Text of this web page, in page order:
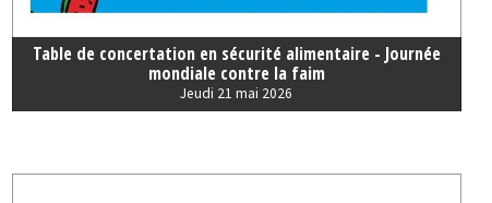
Table de concertation en sécurité alimentaire - Journée
mondiale contre la faim
Jeudi 21 mai 2026